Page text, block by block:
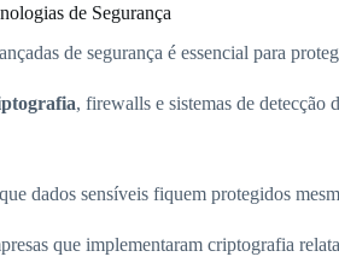
de Segurança
de segurança é essencial para
, firewalls e sistemas de detecção
dados sensíveis fiquem protegidos
que implementaram criptografia